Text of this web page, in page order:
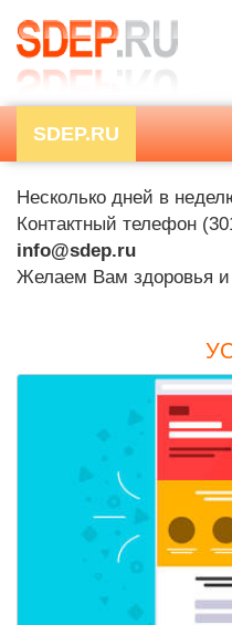
SDEP.RU
Несколько дней в
Контактный телефон
info@sdep.ru
Желаем Вам здоровья и